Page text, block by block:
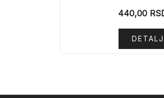
440,00